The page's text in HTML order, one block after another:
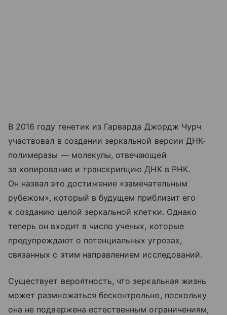
В 2016 году генетик из Гарварда Джордж Чурч
участвовал в создании зеркальной версии ДНК-
полимеразы — молекулы, отвечающей
за копирование и транскрипцию ДНК в РНК.
Он назвал это достижение «замечательным
рубежом», который в будущем приблизит его
к созданию целой зеркальной клетки. Однако
теперь он входит в число ученых, которые
предупреждают о потенциальных угрозах,
связанных с этим направлением исследований.
Существует вероятность, что зеркальная жизнь
может размножаться бесконтрольно, поскольку
она не подвержена естественным ограничениям,